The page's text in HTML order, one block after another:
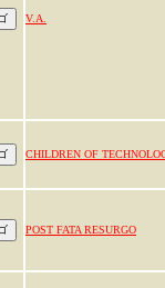
V.A.
CHILDREN OF
POST FATA RESURGO